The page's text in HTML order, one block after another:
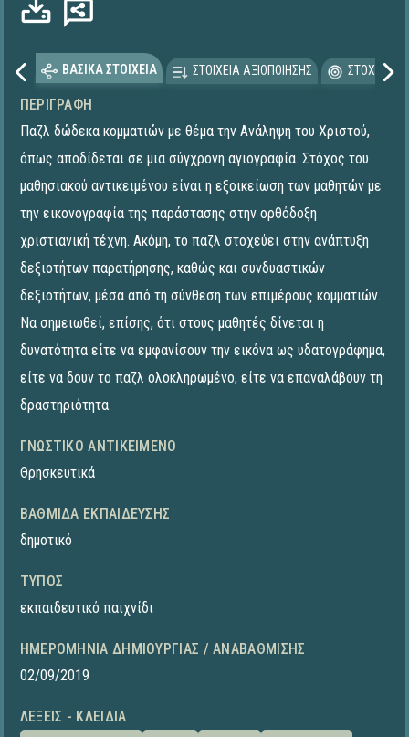
ΒΑΣΙΚΑ ΣΤΟΙΧΕΙΑ ΣΤΟΙΧΕΙΑ ΑΞΙΟΠΟΙΗΣΗΣ
ΠΕΡΙΓΡΑΦΉ
Παζλ δώδεκα κομματιών με θέμα την Ανάληψη του Χριστού,
όπως αποδίδεται σε μια σύγχρονη αγιογραφία. Στόχος του
μαθησιακού αντικειμένου είναι η εξοικείωση των μαθητών με
την εικονογραφία της παράστασης στην ορθόδοξη
χριστιανική τέχνη. Ακόμη, το παζλ στοχεύει στην ανάπτυξη
δεξιοτήτων παρατήρησης, καθώς και συνδυαστικών
δεξιοτήτων, μέσα από τη σύνθεση των επιμέρους κομματιών.
Να σημειωθεί, επίσης, ότι στους μαθητές δίνεται η
δυνατότητα είτε να εμφανίσουν την εικόνα ως υδατογράφημα,
είτε να δουν το παζλ ολοκληρωμένο, είτε να επαναλάβουν τη
δραστηριότητα.
ΓΝΩΣΤΙΚΌ ΑΝΤΙΚΕΊΜΕΝΟ
Θρησκευτικά
ΒΑΘΜΊΔΑ ΕΚΠΑΊΔΕΥΣΗΣ
δημοτικό
ΤΎΠΟΣ
εκπαιδευτικό παιχνίδι
ΗΜΕΡΟΜΗΝΊΑ ΔΗΜΙΟΥΡΓΊΑΣ / ΑΝΑΒΆΘΜΙΣΗΣ
02/09/2019
ΛΈΞΕΙΣ - ΚΛΕΙΔΙΆ